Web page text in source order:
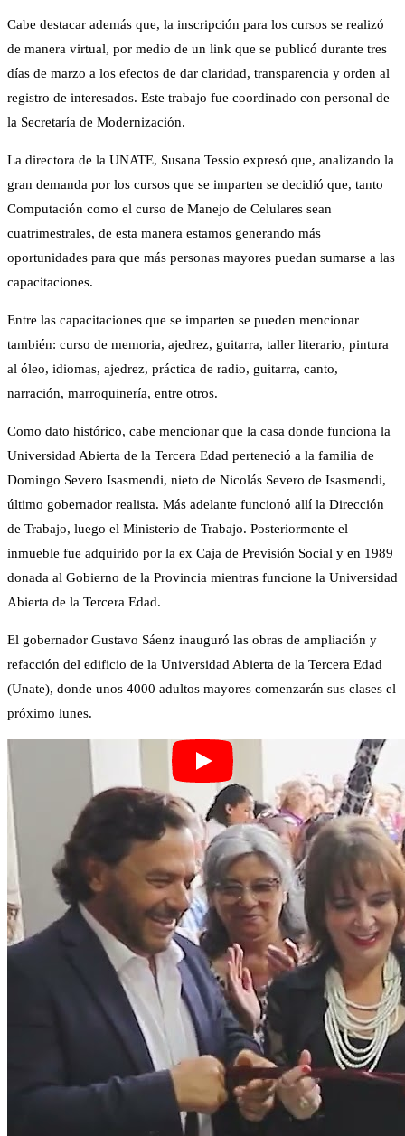
Cabe destacar además que, la inscripción para los cursos se realizó
de manera virtual, por medio de un link que se publicó durante tres
días de marzo a los efectos de dar claridad, transparencia y orden al
registro de interesados. Este trabajo fue coordinado con personal de
la Secretaría de Modernización.
La directora de la UNATE, Susana Tessio expresó que, analizando la
gran demanda por los cursos que se imparten se decidió que, tanto
Computación como el curso de Manejo de Celulares sean
cuatrimestrales, de esta manera estamos generando más
oportunidades para que más personas mayores puedan sumarse a las
capacitaciones.
Entre las capacitaciones que se imparten se pueden mencionar
también: curso de memoria, ajedrez, guitarra, taller literario, pintura
al óleo, idiomas, ajedrez, práctica de radio, guitarra, canto,
narración, marroquinería, entre otros.
Como dato histórico, cabe mencionar que la casa donde funciona la
Universidad Abierta de la Tercera Edad perteneció a la familia de
Domingo Severo Isasmendi, nieto de Nicolás Severo de Isasmendi,
último gobernador realista. Más adelante funcionó allí la Dirección
de Trabajo, luego el Ministerio de Trabajo. Posteriormente el
inmueble fue adquirido por la ex Caja de Previsión Social y en 1989
donada al Gobierno de la Provincia mientras funcione la Universidad
Abierta de la Tercera Edad.
El gobernador Gustavo Sáenz inauguró las obras de ampliación y
refacción del edificio de la Universidad Abierta de la Tercera Edad
(Unate), donde unos 4000 adultos mayores comenzarán sus clases el
próximo lunes.